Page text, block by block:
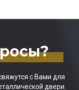
с Вами для
двери.